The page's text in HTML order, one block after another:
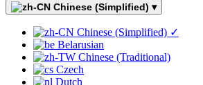
Chinese (Simplified) ▾
Chinese (Simplified) ✓
Belarusian
Chinese (Traditional)
Czech
Dutch